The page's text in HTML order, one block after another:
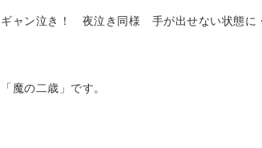
ギャン泣き！ 夜泣き同様 手が出せない状態に
「魔の二歳」です。